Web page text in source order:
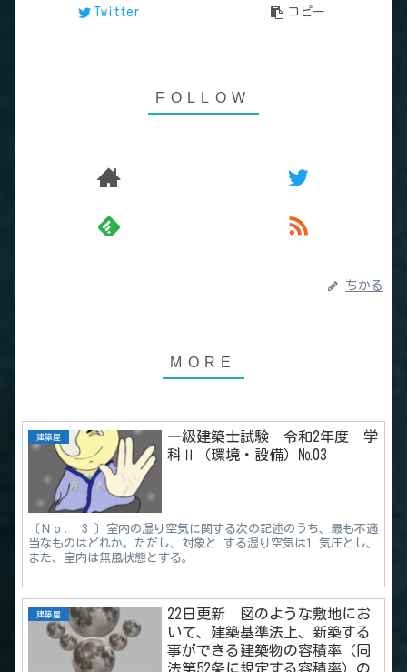
Twitter コピー
ちかる
建築屋
一級建築士試験 令和2年度 学
科Ⅱ（環境・設備）№03
〔Ｎｏ． 3 〕室内の湿り空気に関する次の記述のうち、最も不適
当なものはどれか。ただし、対象と する湿り空気は1 気圧とし、
また、室内は無風状態とする。
建築屋
22日更新 図のような敷地にお
いて、建築基準法上、新築する
事ができる建築物の容積率（同
法第52条に規定する容積率）の